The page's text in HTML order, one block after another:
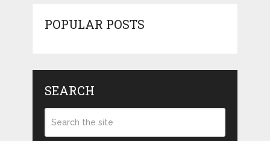
POPULAR POSTS
SEARCH